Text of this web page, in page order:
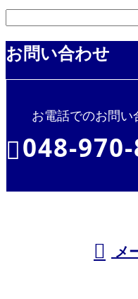
お問い合わせ
お電話でのお問い
048-
メ